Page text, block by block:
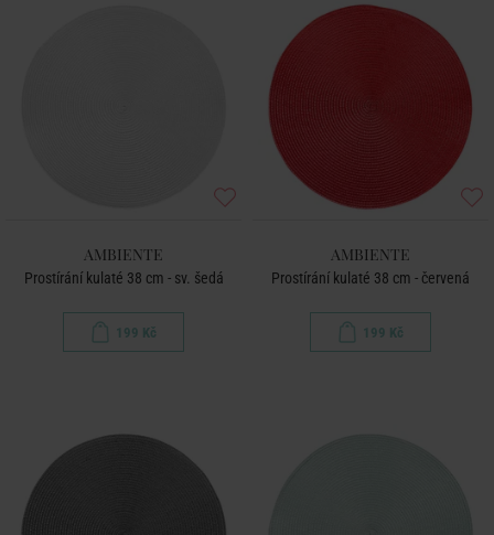
AMBIENTE
Prostírání kulaté 38 cm - sv. šedá
199 Kč
AMBIENTE
Prostírání kulaté 38 cm - červená
199 Kč